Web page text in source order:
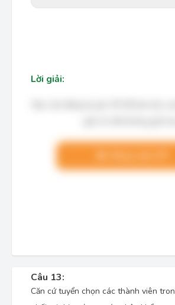
Lời giải:
Câu 13:
Căn cứ tuyển chọn các thành viên